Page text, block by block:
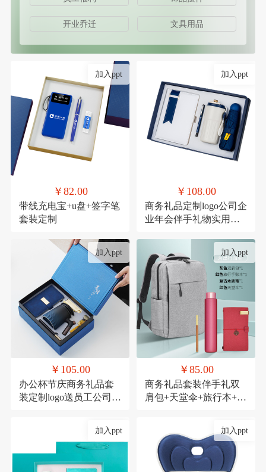
开业乔迁 文具用品
加入ppt
￥82.00
带线充电宝+u盘+签字笔
套装定制
加入ppt
￥108.00
商务礼品定制logo公司企
业年会伴手礼物实用高
加入ppt
￥105.00
办公杯节庆商务礼品套
装定制logo送员工公司周
加入ppt
￥85.00
商务礼品套装伴手礼双
肩包+天堂伞+旅行本+木
加入ppt 加入ppt